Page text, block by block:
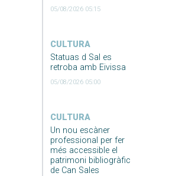
05/08/2026 05:15
CULTURA
Statuas d Sal es
retroba amb Eivissa
05/08/2026 05:00
CULTURA
Un nou escàner
professional per fer
més accessible el
patrimoni bibliogràfic
de Can Sales